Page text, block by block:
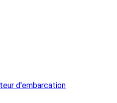
d'embarcation